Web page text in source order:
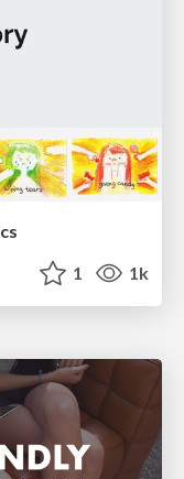
1 1k